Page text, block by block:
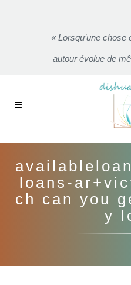
« Lorsqu’une chose
autour évolue de
loans-
ch can you
y